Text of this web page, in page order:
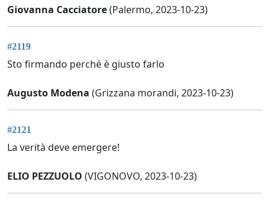
Giovanna Cacciatore(Palermo, 2023-10-23)
#2119
Sto firmando perché è giusto farlo
Augusto Modena (Grizzana morandi, 2023-10-23)
#2121
La verità deve emergere!
ELIO PEZZUOLO (VIGONOVO, 2023-10-23)